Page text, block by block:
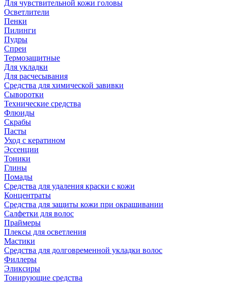
Для чувствительной кожи головы
Осветлители
Пенки
Пилинги
Пудры
Спреи
Термозащитные
Для укладки
Для расчесывания
Средства для химической завивки
Сыворотки
Технические средства
Флюиды
Скрабы
Пасты
Уход с кератином
Эссенции
Тоники
Глины
Помады
Средства для удаления краски с кожи
Концентраты
Средства для защиты кожи при окрашивании
Салфетки для волос
Праймеры
Плексы для осветления
Мастики
Средства для долговременной укладки волос
Филлеры
Эликсиры
Тонирующие средства